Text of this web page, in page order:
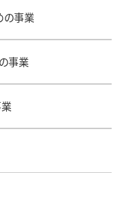
の事業
事業